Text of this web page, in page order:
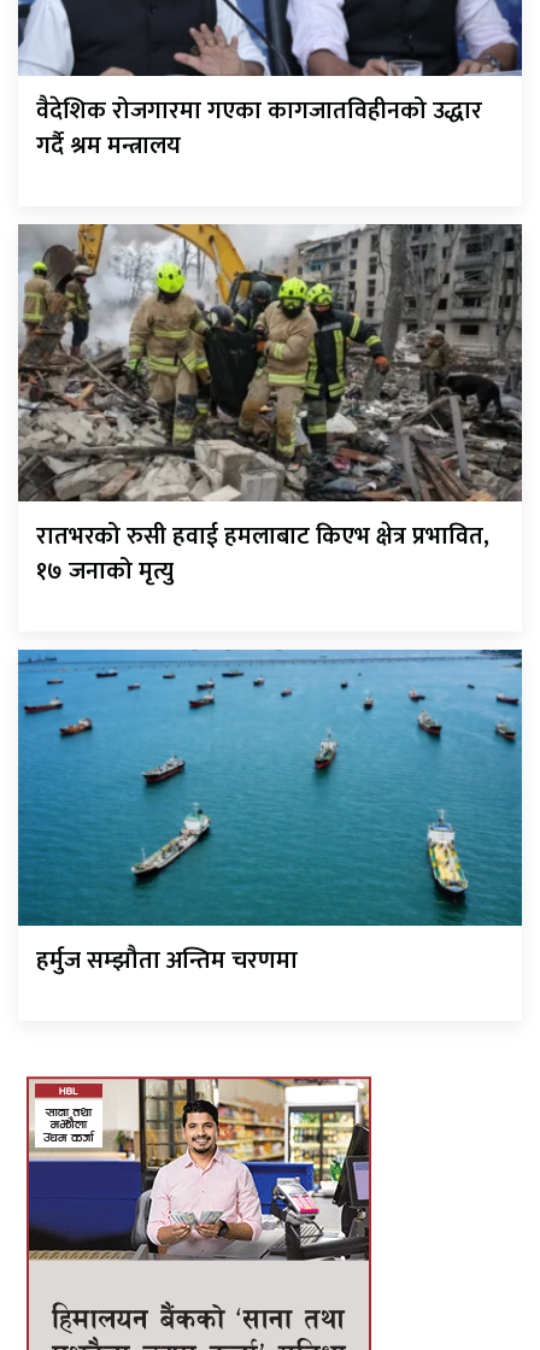
वैदेशिक रोजगारमा गएका कागजातविहीनको उद्धार
गर्दै श्रम मन्त्रालय
रातभरको रुसी हवाई हमलाबाट किएभ क्षेत्र प्रभावित,
१७ जनाको मृत्यु
हर्मुज सम्झौता अन्तिम चरणमा